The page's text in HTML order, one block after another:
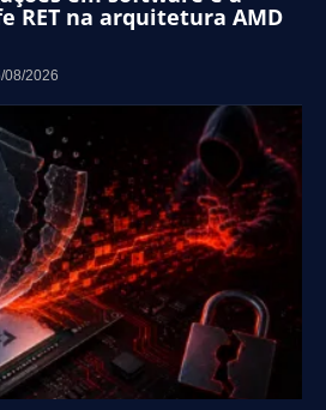
RET na arquitetura AMD
08/2026